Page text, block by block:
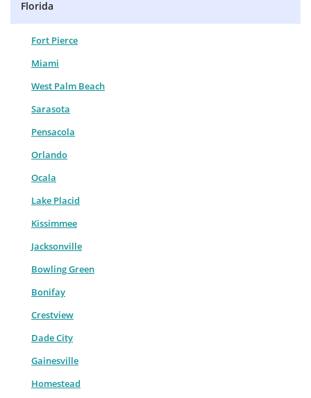
Florida
Fort Pierce
Miami
West Palm Beach
Sarasota
Pensacola
Orlando
Ocala
Lake Placid
Kissimmee
Jacksonville
Bowling Green
Bonifay
Crestview
Dade City
Gainesville
Homestead